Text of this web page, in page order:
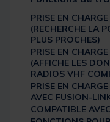
PRISE EN
(RECHERCHE LA
PLUS PROCHES)
PRISE EN
(AFFICHE LES
RADIOS VHF
PRISE EN
AVEC FUSION-
COMPATIBLE